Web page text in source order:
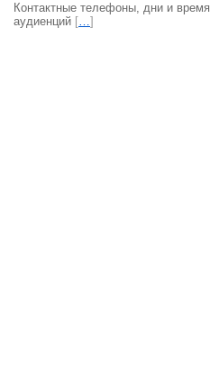
Контактные телефоны, дни и время
аудиенций […]